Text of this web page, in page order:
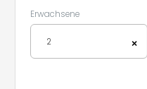
Erwachsene
×
2